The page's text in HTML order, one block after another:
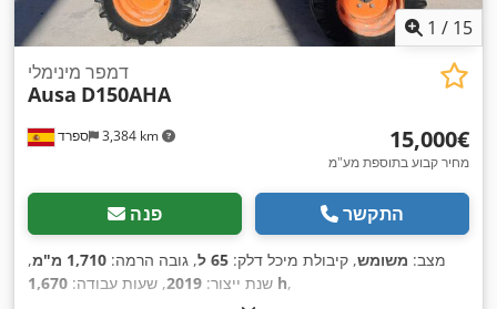
1 / 15
ספרד 3,384 km
דמפר מינימלי
Ausa D150AHA
‏15,000 ‏€
מחיר קבוע בתוספת מע"מ
פנה התקשר
מצב: משומש, קיבולת מיכל דלק: 65 ל , גובה הרמה: 1,710 מ"מ
,
שנת ייצור: 2019, שעות עבודה: 1,670 h,